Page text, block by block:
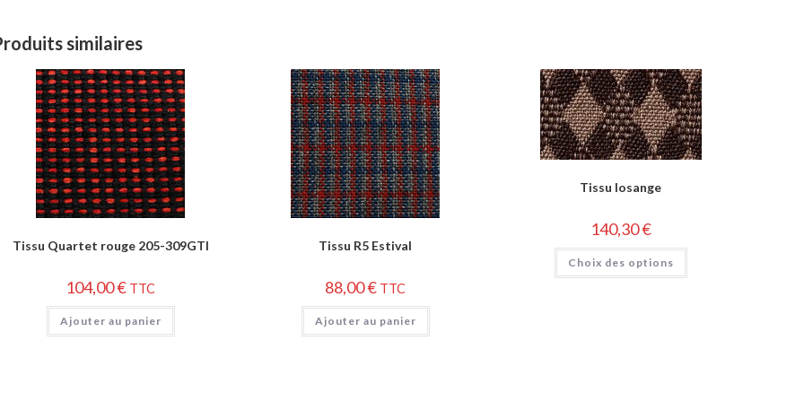
similaires
Tissu Quartet rouge 205-309GTI
104,00€ TTC
Ajouter au panier
Tissu R5 Estival
88,00€ TTC
Ajouter au panier
Tissu losange
140,30€
Choix des options